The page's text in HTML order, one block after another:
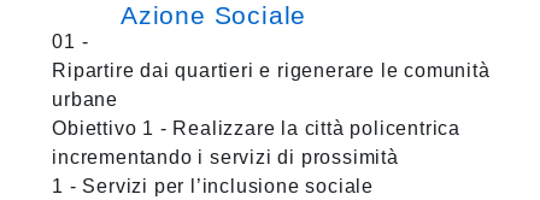
Azione Sociale
01 -
Ripartire dai quartieri e rigenerare le comunità
urbane
Obiettivo 1 - Realizzare la città policentrica
incrementando i servizi di prossimità
1 - Servizi per l’inclusione sociale